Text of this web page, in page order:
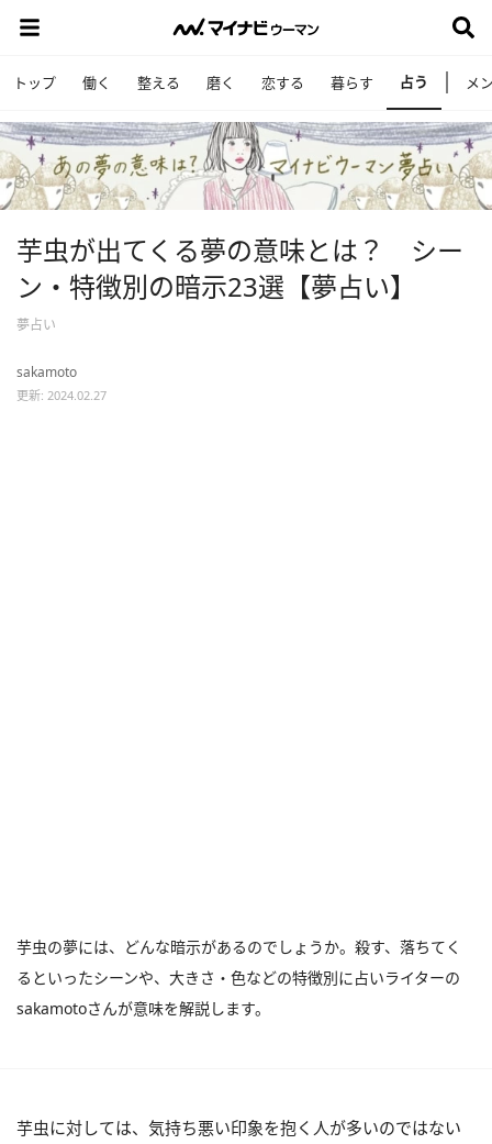
トップ 働く 整える 磨く 恋する 暮らす 占う メ
芋虫が出てくる夢の意味とは？ シー
ン・特徴別の暗示23選【夢占い】
夢占い
sakamoto
更新: 2024.02.27
芋虫の夢には、どんな暗示があるのでしょうか。殺す、落ちてく
るといったシーンや、大きさ・色などの特徴別に占いライターの
sakamotoさんが意味を解説します。
芋虫に対しては、気持ち悪い印象を抱く人が多いのではない